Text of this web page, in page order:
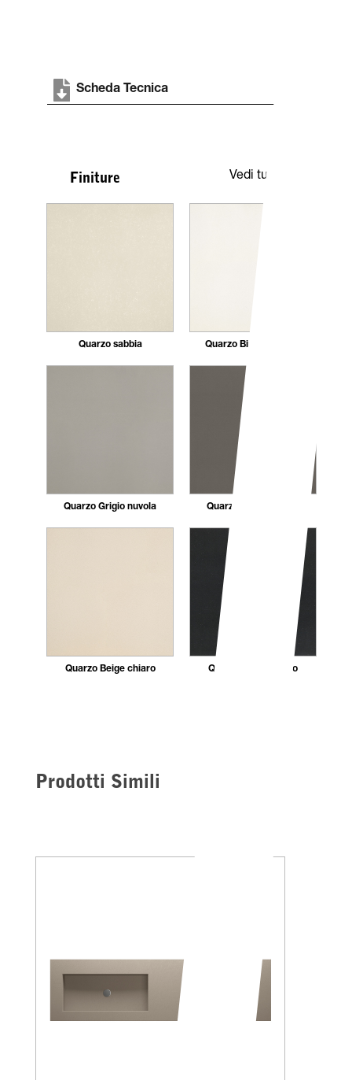
Scheda Tecnica
Finiture Vedi tutte
Quarzo sabbia Quarzo Bianco nuvola
Quarzo Grigio nuvola Quarzo Nuvola scuro
Quarzo Beige chiaro Quarzo Marmo nero
Prodotti Simili